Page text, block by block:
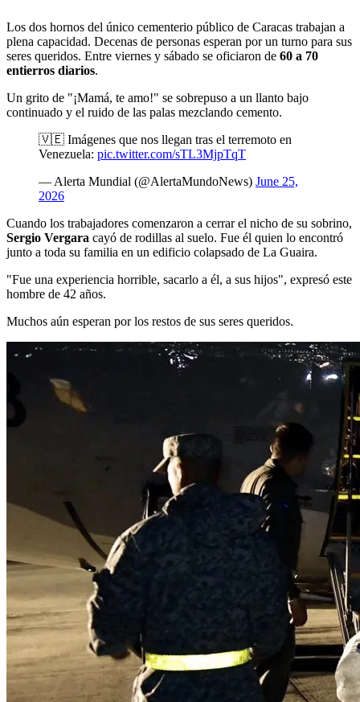
Los dos hornos del único cementerio público de Caracas trabajan a
plena capacidad. Decenas de personas esperan por un turno para sus
seres queridos. Entre viernes y sábado se oficiaron de 60 a 70
entierros diarios.
Un grito de "¡Mamá, te amo!" se sobrepuso a un llanto bajo
continuado y el ruido de las palas mezclando cemento.
🇻🇪 Imágenes que nos llegan tras el terremoto en
Venezuela: pic.twitter.com/sTL3MjpTqT
— Alerta Mundial (@AlertaMundoNews) June 25,
2026
Cuando los trabajadores comenzaron a cerrar el nicho de su sobrino,
Sergio Vergara cayó de rodillas al suelo. Fue él quien lo encontró
junto a toda su familia en un edificio colapsado de La Guaira.
"Fue una experiencia horrible, sacarlo a él, a sus hijos", expresó este
hombre de 42 años.
Muchos aún esperan por los restos de sus seres queridos.